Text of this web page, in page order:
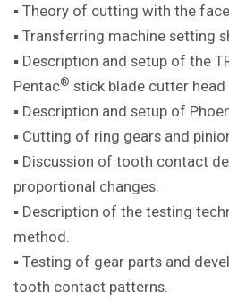
▪ Theory of cutting with the
▪ Transferring machine setting
▪ Description and setup of the
Pentac® stick blade cutter head
▪ Description and setup of
▪ Cutting of ring gears and
▪ Discussion of tooth contact
proportional changes.
▪ Description of the testing
method.
▪ Testing of gear parts and
tooth contact patterns.